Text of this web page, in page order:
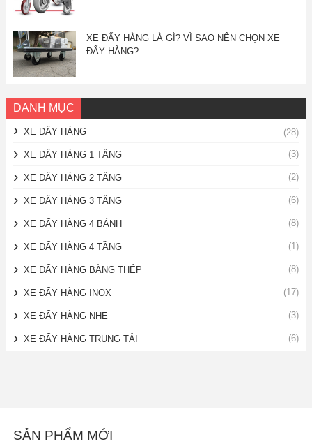
XE ĐẨY HÀNG LÀ GÌ? VÌ SAO NÊN CHỌN XE
ĐẨY HÀNG?
DANH MỤC
XE ĐẨY HÀNG (28)
XE ĐẨY HÀNG 1 TẦNG (3)
XE ĐẨY HÀNG 2 TẦNG (2)
XE ĐẨY HÀNG 3 TẦNG (6)
XE ĐẨY HÀNG 4 BÁNH (8)
XE ĐẨY HÀNG 4 TẦNG (1)
XE ĐẨY HÀNG BẰNG THÉP (8)
XE ĐẨY HÀNG INOX (17)
XE ĐẨY HÀNG NHẸ (3)
XE ĐẨY HÀNG TRUNG TẢI (6)
SẢN PHẨM MỚI